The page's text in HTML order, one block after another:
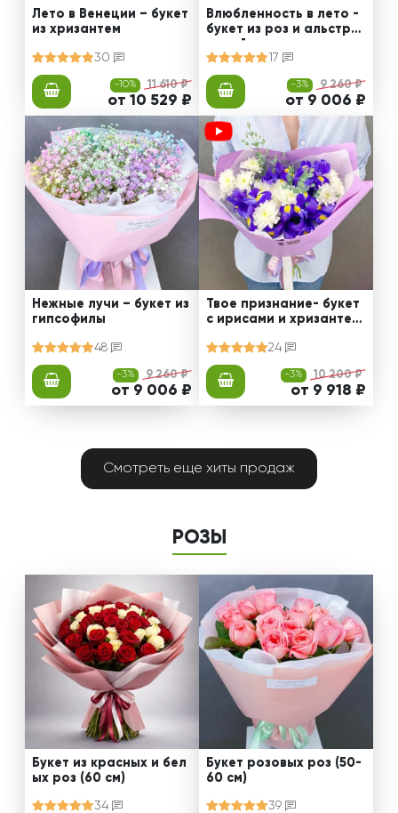
Лето в Венеции – букет
из хризантем
30
-10% 11 610 ₽
от 10 529 ₽
Влюбленность в лето -
букет из роз и альстро
мерий
17
-3% 9 260 ₽
от 9 006 ₽
Нежные лучи – букет из
гипсофилы
48
-3% 9 260 ₽
от 9 006 ₽
Твое признание- букет
с ирисами и хризантем
24
-3% 10 200 ₽
от 9 918 ₽
Смотреть еще хиты продаж
РОЗЫ
Букет из красных и бел
ых роз (60 см)
34
Букет розовых роз (50-
60 см)
39